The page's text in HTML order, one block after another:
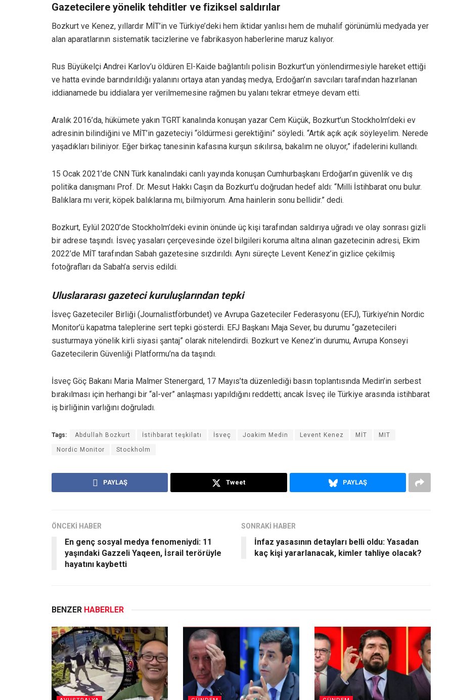
Gazetecilere yönelik tehditler ve fiziksel saldırılar
Bozkurt ve Kenez, yıllardır MİT’in ve Türkiye’deki hem iktidar yanlısı hem de muhalif görünümlü medyada yer
alan aparatlarının sistematik tacizlerine ve fabrikasyon haberlerine maruz kalıyor.
Rus Büyükelçi Andrei Karlov’u öldüren El-Kaide bağlantılı polisin Bozkurt’un yönlendirmesiyle hareket ettiği
ve hatta evinde barındırıldığı yalanını ortaya atan yandaş medya, Erdoğan’ın savcıları tarafından hazırlanan
iddianamede bu iddialara yer verilmemesine rağmen bu yalanı tekrar etmeye devam etti.
Aralık 2016’da, hükümete yakın TGRT kanalında konuşan yazar Cem Küçük, Bozkurt’un Stockholm’deki ev
adresinin bilindiğini ve MİT’in gazeteciyi “öldürmesi gerektiğini” söyledi. “Artık açık açık söyleyelim. Nerede
yaşadıkları biliniyor. Eğer birkaç tanesinin kafasına kurşun sıkılırsa, bakalım ne oluyor,” ifadelerini kullandı.
15 Ocak 2021’de CNN Türk kanalındaki canlı yayında konuşan Cumhurbaşkanı Erdoğan’ın güvenlik ve dış
politika danışmanı Prof. Dr. Mesut Hakkı Caşın da Bozkurt’u doğrudan hedef aldı: “Milli İstihbarat onu bulur.
Balıklara mı verir, köpek balıklarına mı, bilmiyorum. Ama hainlerin sonu bellidir.” dedi.
Bozkurt, Eylül 2020’de Stockholm’deki evinin önünde üç kişi tarafından saldırıya uğradı ve olay sonrası gizli
bir adrese taşındı. İsveç yasaları çerçevesinde özel bilgileri koruma altına alınan gazetecinin adresi, Ekim
2022’de MİT tarafından Sabah gazetesine sızdırıldı. Aynı süreçte Levent Kenez’in gizlice çekilmiş
fotoğrafları da Sabah’a servis edildi.
Uluslararası gazeteci kuruluşlarından tepki
İsveç Gazeteciler Birliği (Journalistförbundet) ve Avrupa Gazeteciler Federasyonu (EFJ), Türkiye’nin Nordic
Monitor’ü kapatma taleplerine sert tepki gösterdi. EFJ Başkanı Maja Sever, bu durumu “gazetecileri
susturmaya yönelik kirli siyasi şantaj” olarak nitelendirdi. Bozkurt ve Kenez’in durumu, Avrupa Konseyi
Gazetecilerin Güvenliği Platformu’na da taşındı.
İsveç Göç Bakanı Maria Malmer Stenergard, 17 Mayıs’ta düzenlediği basın toplantısında Medin’in serbest
bırakılması için herhangi bir “al-ver” anlaşması yapıldığını reddetti; ancak İsveç ile Türkiye arasında istihbarat
iş birliğinin varlığını doğruladı.
Tags: Abdullah Bozkurt İstihbarat teşkilatı İsveç Joakim Medin Levent Kenez MİT MIT
Nordic Monitor Stockholm
PAYLAŞ Tweet PAYLAŞ
ÖNCEKİ HABER
En genç sosyal medya fenomeniydi: 11
yaşındaki Gazzeli Yaqeen, İsrail terörüyle
hayatını kaybetti
SONRAKİ HABER
İnfaz yasasının detayları belli oldu: Yasadan
kaç kişi yararlanacak, kimler tahliye olacak?
BENZER HABERLER